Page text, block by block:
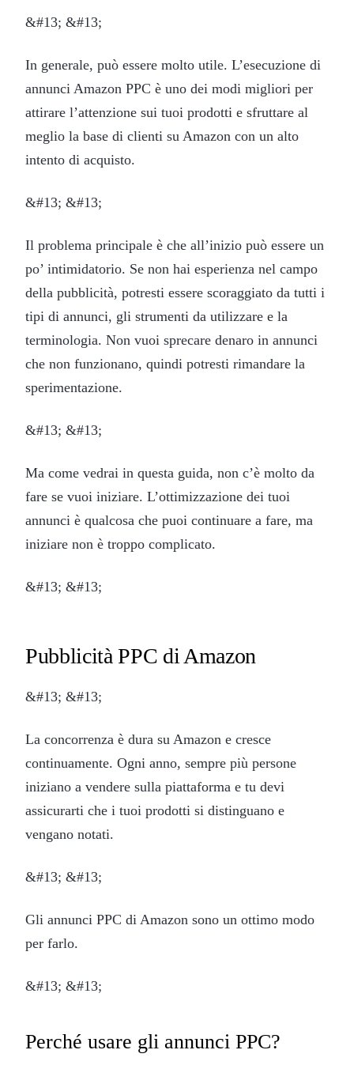
&#13; &#13;
In generale, può essere molto utile. L’esecuzione di
annunci Amazon PPC è uno dei modi migliori per
attirare l’attenzione sui tuoi prodotti e sfruttare al
meglio la base di clienti su Amazon con un alto
intento di acquisto.
&#13; &#13;
Il problema principale è che all’inizio può essere un
po’ intimidatorio. Se non hai esperienza nel campo
della pubblicità, potresti essere scoraggiato da tutti i
tipi di annunci, gli strumenti da utilizzare e la
terminologia. Non vuoi sprecare denaro in annunci
che non funzionano, quindi potresti rimandare la
sperimentazione.
&#13; &#13;
Ma come vedrai in questa guida, non c’è molto da
fare se vuoi iniziare. L’ottimizzazione dei tuoi
annunci è qualcosa che puoi continuare a fare, ma
iniziare non è troppo complicato.
&#13; &#13;
Pubblicità PPC di Amazon
&#13; &#13;
La concorrenza è dura su Amazon e cresce
continuamente. Ogni anno, sempre più persone
iniziano a vendere sulla piattaforma e tu devi
assicurarti che i tuoi prodotti si distinguano e
vengano notati.
&#13; &#13;
Gli annunci PPC di Amazon sono un ottimo modo
per farlo.
&#13; &#13;
Perché usare gli annunci PPC?